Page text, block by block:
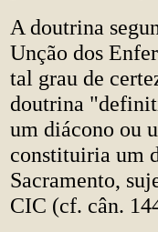
A doutrina
Unção dos
tal grau de
doutrina
um diácono ou
constituiria um
Sacramento,
CIC (cf. cân.